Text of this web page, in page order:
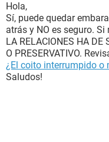
Hola,
Sí, puede quedar
atrás y NO es seguro.
LA RELACIONES HA DE
O PRESERVATIVO.
¿El coito interrumpido o
Saludos!